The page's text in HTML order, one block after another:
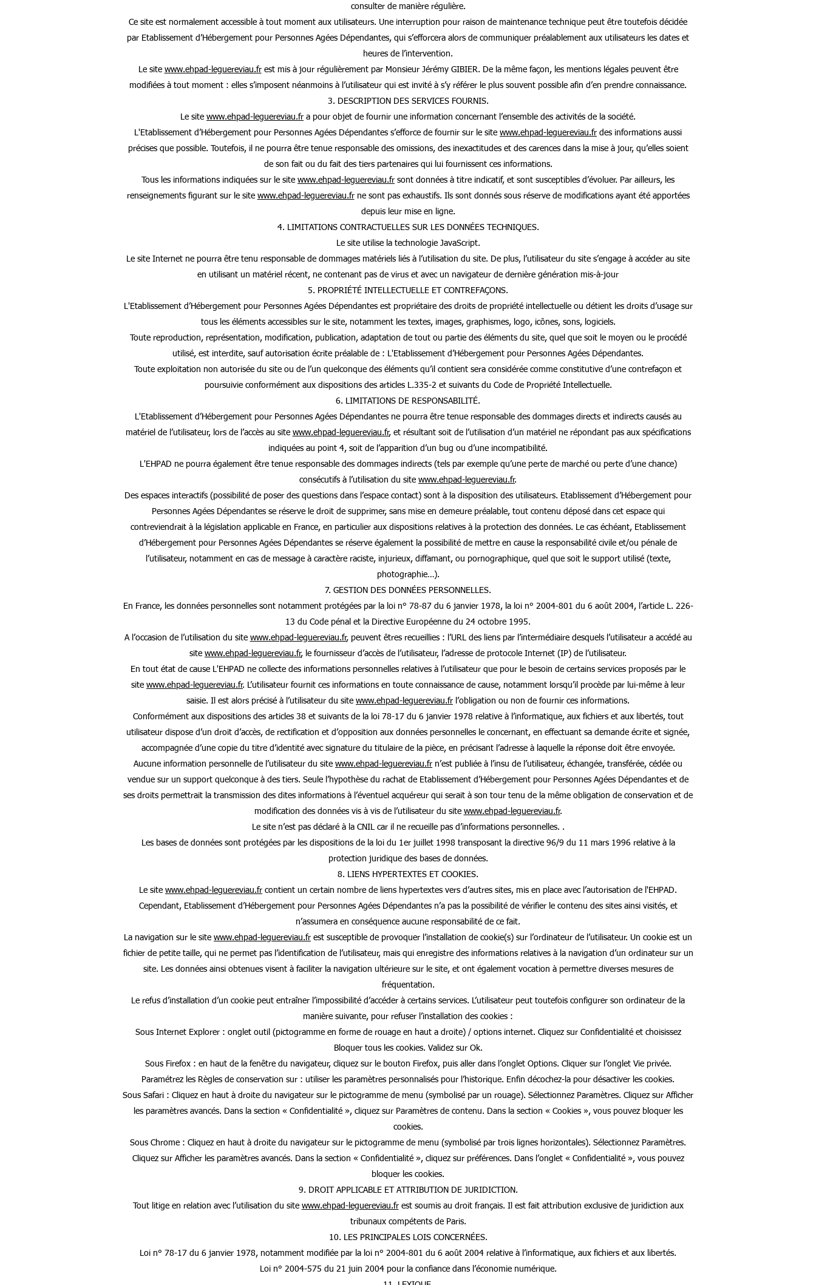
consulter de manière régulière.
Ce site est normalement accessible à tout moment aux utilisateurs. Une interruption pour raison de maintenance technique peut être toutefois décidée
par Etablissement d’Hébergement pour Personnes Agées Dépendantes, qui s’efforcera alors de communiquer préalablement aux utilisateurs les dates et
heures de l’intervention.
Le site www.ehpad-leguereviau.frest mis à jour régulièrement par Monsieur Jérémy GIBIER. De la même façon, les mentions légales peuvent être
modifiées à tout moment : elles s’imposent néanmoins à l’utilisateur qui est invité à s’y référer le plus souvent possible afin d’en prendre connaissance.
3. DESCRIPTION DES SERVICES FOURNIS.
Le site www.ehpad-leguereviau.fr a pour objet de fournir une information concernant l’ensemble des activités de la société.
L'Etablissement d’Hébergement pour Personnes Agées Dépendantes s’efforce de fournir sur le site www.ehpad-leguereviau.fr des informations aussi
précises que possible. Toutefois, il ne pourra être tenue responsable des omissions, des inexactitudes et des carences dans la mise à jour, qu’elles soient
de son fait ou du fait des tiers partenaires qui lui fournissent ces informations.
Tous les informations indiquées sur le site www.ehpad-leguereviau.fr sont données à titre indicatif, et sont susceptibles d’évoluer. Par ailleurs, les
renseignements figurant sur le site www.ehpad-leguereviau.frne sont pas exhaustifs. Ils sont donnés sous réserve de modifications ayant été apportées
depuis leur mise en ligne.
4. LIMITATIONS CONTRACTUELLES SUR LES DONNÉES TECHNIQUES.
Le site utilise la technologie JavaScript.
Le site Internet ne pourra être tenu responsable de dommages matériels liés à l’utilisation du site. De plus, l’utilisateur du site s’engage à accéder au site
en utilisant un matériel récent, ne contenant pas de virus et avec un navigateur de dernière génération mis-à-jour
5. PROPRIÉTÉ INTELLECTUELLE ET CONTREFAÇONS.
L'Etablissement d’Hébergement pour Personnes Agées Dépendantes est propriétaire des droits de propriété intellectuelle ou détient les droits d’usage sur
tous les éléments accessibles sur le site, notamment les textes, images, graphismes, logo, icônes, sons, logiciels.
Toute reproduction, représentation, modification, publication, adaptation de tout ou partie des éléments du site, quel que soit le moyen ou le procédé
utilisé, est interdite, sauf autorisation écrite préalable de : L'Etablissement d’Hébergement pour Personnes Agées Dépendantes.
Toute exploitation non autorisée du site ou de l’un quelconque des éléments qu’il contient sera considérée comme constitutive d’une contrefaçon et
poursuivie conformément aux dispositions des articles L.335-2 et suivants du Code de Propriété Intellectuelle.
6. LIMITATIONS DE RESPONSABILITÉ.
L'Etablissement d’Hébergement pour Personnes Agées Dépendantes ne pourra être tenue responsable des dommages directs et indirects causés au
matériel de l’utilisateur, lors de l’accès au site www.ehpad-leguereviau.fr, et résultant soit de l’utilisation d’un matériel ne répondant pas aux spécifications
indiquées au point 4, soit de l’apparition d’un bug ou d’une incompatibilité.
L'EHPAD ne pourra également être tenue responsable des dommages indirects (tels par exemple qu’une perte de marché ou perte d’une chance)
consécutifs à l’utilisation du site www.ehpad-leguereviau.fr.
Des espaces interactifs (possibilité de poser des questions dans l’espace contact) sont à la disposition des utilisateurs. Etablissement d’Hébergement pour
Personnes Agées Dépendantes se réserve le droit de supprimer, sans mise en demeure préalable, tout contenu déposé dans cet espace qui
contreviendrait à la législation applicable en France, en particulier aux dispositions relatives à la protection des données. Le cas échéant, Etablissement
d’Hébergement pour Personnes Agées Dépendantes se réserve également la possibilité de mettre en cause la responsabilité civile et/ou pénale de
l’utilisateur, notamment en cas de message à caractère raciste, injurieux, diffamant, ou pornographique, quel que soit le support utilisé (texte,
photographie…).
7. GESTION DES DONNÉES PERSONNELLES.
En France, les données personnelles sont notamment protégées par la loi n° 78-87 du 6 janvier 1978, la loi n° 2004-801 du 6 août 2004, l’article L. 226-
13 du Code pénal et la Directive Européenne du 24 octobre 1995.
A l’occasion de l’utilisation du site www.ehpad-leguereviau.fr, peuvent êtres recueillies : l’URL des liens par l’intermédiaire desquels l’utilisateur a accédé au
site www.ehpad-leguereviau.fr, le fournisseur d’accès de l’utilisateur, l’adresse de protocole Internet (IP) de l’utilisateur.
En tout état de cause L'EHPAD ne collecte des informations personnelles relatives à l’utilisateur que pour le besoin de certains services proposés par le
site www.ehpad-leguereviau.fr. L’utilisateur fournit ces informations en toute connaissance de cause, notamment lorsqu’il procède par lui-même à leur
saisie. Il est alors précisé à l’utilisateur du site www.ehpad-leguereviau.fr l’obligation ou non de fournir ces informations.
Conformément aux dispositions des articles 38 et suivants de la loi 78-17 du 6 janvier 1978 relative à l’informatique, aux fichiers et aux libertés, tout
utilisateur dispose d’un droit d’accès, de rectification et d’opposition aux données personnelles le concernant, en effectuant sa demande écrite et signée,
accompagnée d’une copie du titre d’identité avec signature du titulaire de la pièce, en précisant l’adresse à laquelle la réponse doit être envoyée.
Aucune information personnelle de l’utilisateur du site www.ehpad-leguereviau.fr n’est publiée à l’insu de l’utilisateur, échangée, transférée, cédée ou
vendue sur un support quelconque à des tiers. Seule l’hypothèse du rachat de Etablissement d’Hébergement pour Personnes Agées Dépendantes et de
ses droits permettrait la transmission des dites informations à l’éventuel acquéreur qui serait à son tour tenu de la même obligation de conservation et de
modification des données vis à vis de l’utilisateur du site www.ehpad-leguereviau.fr.
Le site n’est pas déclaré à la CNIL car il ne recueille pas d’informations personnelles. .
Les bases de données sont protégées par les dispositions de la loi du 1er juillet 1998 transposant la directive 96/9 du 11 mars 1996 relative à la
protection juridique des bases de données.
8. LIENS HYPERTEXTES ET COOKIES.
Le site www.ehpad-leguereviau.fr contient un certain nombre de liens hypertextes vers d’autres sites, mis en place avec l’autorisation de l'EHPAD.
Cependant, Etablissement d’Hébergement pour Personnes Agées Dépendantes n’a pas la possibilité de vérifier le contenu des sites ainsi visités, et
n’assumera en conséquence aucune responsabilité de ce fait.
La navigation sur le site www.ehpad-leguereviau.fr est susceptible de provoquer l’installation de cookie(s) sur l’ordinateur de l’utilisateur. Un cookie est un
fichier de petite taille, qui ne permet pas l’identification de l’utilisateur, mais qui enregistre des informations relatives à la navigation d’un ordinateur sur un
site. Les données ainsi obtenues visent à faciliter la navigation ultérieure sur le site, et ont également vocation à permettre diverses mesures de
fréquentation.
Le refus d’installation d’un cookie peut entraîner l’impossibilité d’accéder à certains services. L’utilisateur peut toutefois configurer son ordinateur de la
manière suivante, pour refuser l’installation des cookies :
Sous Internet Explorer : onglet outil (pictogramme en forme de rouage en haut a droite) / options internet. Cliquez sur Confidentialité et choisissez
Bloquer tous les cookies. Validez sur Ok.
Sous Firefox : en haut de la fenêtre du navigateur, cliquez sur le bouton Firefox, puis aller dans l’onglet Options. Cliquer sur l’onglet Vie privée.
Paramétrez les Règles de conservation sur : utiliser les paramètres personnalisés pour l’historique. Enfin décochez-la pour désactiver les cookies.
Sous Safari : Cliquez en haut à droite du navigateur sur le pictogramme de menu (symbolisé par un rouage). Sélectionnez Paramètres. Cliquez sur Afficher
les paramètres avancés. Dans la section « Confidentialité », cliquez sur Paramètres de contenu. Dans la section « Cookies », vous pouvez bloquer les
cookies.
Sous Chrome : Cliquez en haut à droite du navigateur sur le pictogramme de menu (symbolisé par trois lignes horizontales). Sélectionnez Paramètres.
Cliquez sur Afficher les paramètres avancés. Dans la section « Confidentialité », cliquez sur préférences. Dans l’onglet « Confidentialité », vous pouvez
bloquer les cookies.
9. DROIT APPLICABLE ET ATTRIBUTION DE JURIDICTION.
Tout litige en relation avec l’utilisation du site www.ehpad-leguereviau.frest soumis au droit français. Il est fait attribution exclusive de juridiction aux
tribunaux compétents de Paris.
10. LES PRINCIPALES LOIS CONCERNÉES.
Loi n° 78-17 du 6 janvier 1978, notamment modifiée par la loi n° 2004-801 du 6 août 2004 relative à l’informatique, aux fichiers et aux libertés.
Loi n° 2004-575 du 21 juin 2004 pour la confiance dans l’économie numérique.